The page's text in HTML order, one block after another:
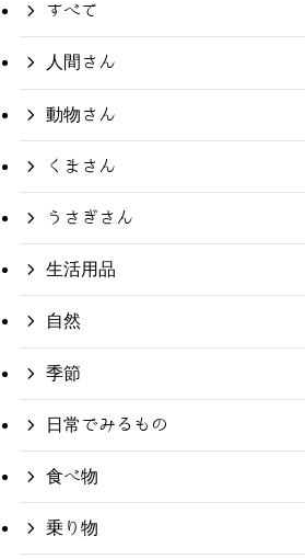
すべて
人間さん
動物さん
くまさん
うさぎさん
生活用品
自然
季節
日常でみるもの
食べ物
乗り物